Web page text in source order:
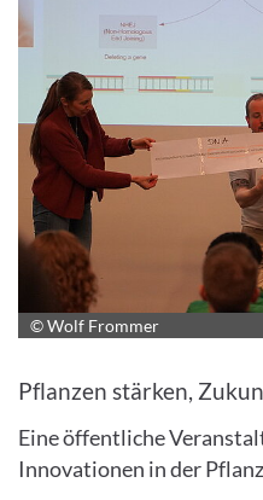
© Wolf Frommer
Pflanzen stärken,
Eine öffentliche
Innovationen in der